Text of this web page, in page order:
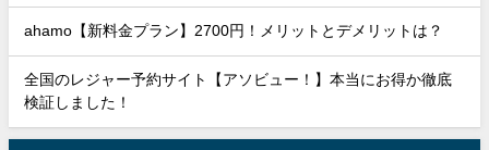
ahamo【新料金プラン】2700円！メリットとデメリットは？
全国のレジャー予約サイト【アソビュー！】本当にお得か徹底
検証しました！